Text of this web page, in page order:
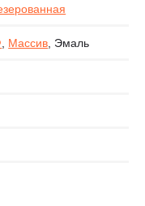
, Массив, Эмаль